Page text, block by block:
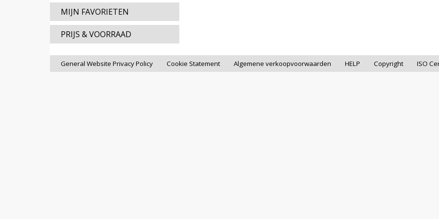
MIJN FAVORIETEN
PRIJS & VOORRAAD
General Website Privacy Policy Cookie Statement Algemene verkoopvoorwaarden HELP Copyright ISO